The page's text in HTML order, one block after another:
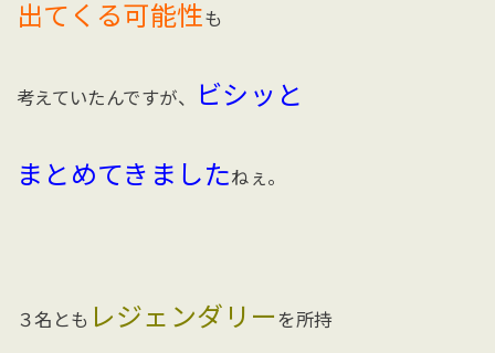
出てくる可能性も
考えていたんですが、 ビシッと
まとめてきましたねぇ。
３名とも レジェンダリー を所持